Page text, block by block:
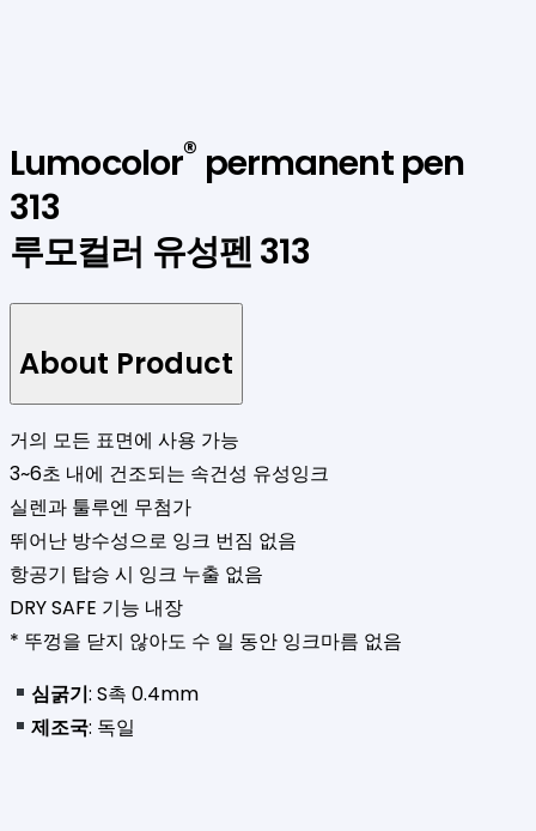
Lumocolor® permanent pen
313
루모컬러 유성펜 313
About Product
거의 모든 표면에 사용 가능
3~6초 내에 건조되는 속건성 유성잉크
실렌과 툴루엔 무첨가
뛰어난 방수성으로 잉크 번짐 없음
항공기 탑승 시 잉크 누출 없음
DRY SAFE 기능 내장
* 뚜껑을 닫지 않아도 수 일 동안 잉크마름 없음
심굵기: S촉 0.4mm
제조국: 독일